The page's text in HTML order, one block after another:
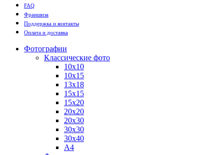
FAQ
Франшиза
Поддержка и контакты
Оплата и доставка
Фотографии
Классические фото
10х10
10х15
13х18
15х15
15х20
20х20
20х30
30х30
30х40
А4